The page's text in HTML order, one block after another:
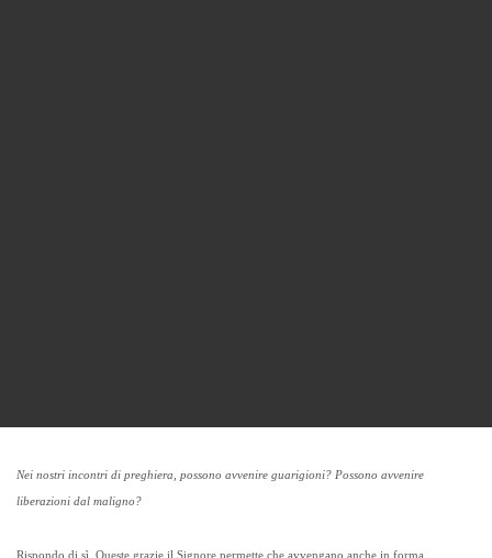
Nei nostri incontri di preghiera, possono avvenire guarigioni? Possono avvenire
liberazioni dal maligno?
Rispondo di sì. Queste grazie il Signore permette che avvengano anche in forma